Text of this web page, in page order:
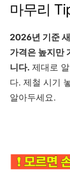
마무리
2026년 기준
가격은 높지만
니다. 제대로
다. 제철 시기
알아두세요.